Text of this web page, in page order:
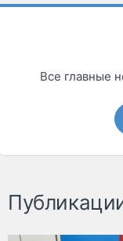
Все главные